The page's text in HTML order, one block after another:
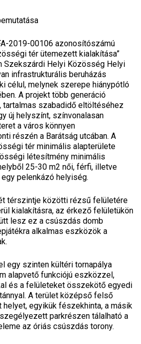
2019-00106 azonosítószámú
tér ütemezett kialakítása”
Szekszárdi Helyi Közösség Helyi
infrastrukturális beruházás
célul, melynek szerepe hiánypótló
A projekt több generáció
szabadidő eltöltéséhez
új helyszínt, színvonalasan
a város könnyen
részén a Barátság utcában. A
tér minimális alapterülete
létesítmény minimális
25-30 m2 női, férfi, illetve
pelenkázó helyiség.
térszintje közötti rézsű felületére
kialakításra, az érkező felületükön
lesz ez a csúszdás domb
alkalmas eszközök a
egy szinten kültéri tornapálya
alapvető funkciójú eszközzel,
és a felületeket összekötő egyedi
A terület középső felső
egyikük fészekhinta, a másik
parkrészen tálalható a
az óriás csúszdás torony.